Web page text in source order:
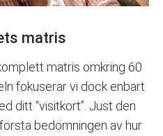
matris
matris omkring 60
fokuserar vi dock enbart
ditt “visitkort”. Just den
bedömningen av hur